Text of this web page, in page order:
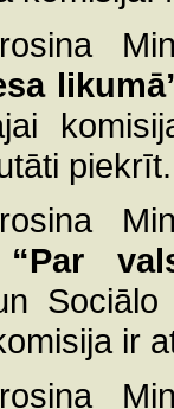
piekrīt.
ir